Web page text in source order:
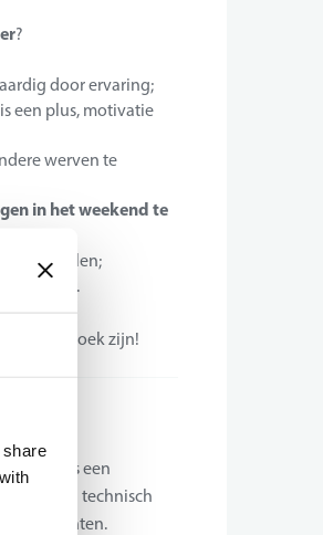
?
door ervaring;
een plus, motivatie
werven te
in het weekend te
te behalen;
naar op zoek zijn!
Europa is een
expert in technisch
hun klanten.